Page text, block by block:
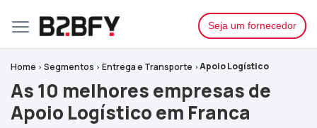
Seja um fornecedor
Home Segmentos Entrega e Transporte Apoio Logístico
As 10 melhores empresas de
Apoio Logístico em Franca